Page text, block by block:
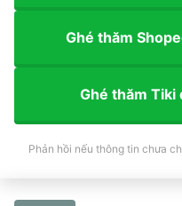
Ghé thăm
Ghé thăm
Phản hồi nếu thông tin chưa